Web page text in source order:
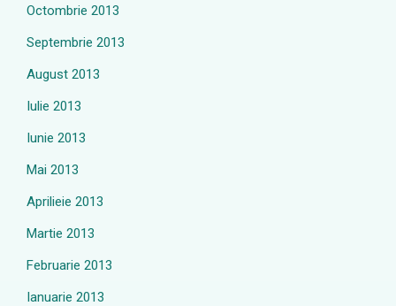
Octombrie 2013
Septembrie 2013
August 2013
Iulie 2013
Iunie 2013
Mai 2013
Aprilieie 2013
Martie 2013
Februarie 2013
Ianuarie 2013